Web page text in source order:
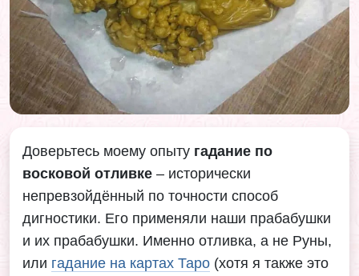
Доверьтесь моему опыту гадание по
восковой отливке – исторически
непревзойдённый по точности способ
дигностики. Его применяли наши прабабушки
и их прабабушки. Именно отливка, а не Руны,
или гадание на картах Таро (хотя я также это